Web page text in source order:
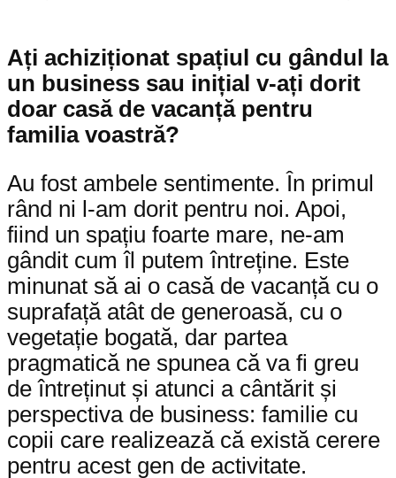
Ați achiziționat spațiul cu gândul la
un business sau inițial v-ați dorit
doar casă de vacanță pentru
familia voastră?
Au fost ambele sentimente. În primul
rând ni l-am dorit pentru noi. Apoi,
fiind un spațiu foarte mare, ne-am
gândit cum îl putem întreține. Este
minunat să ai o casă de vacanță cu o
suprafață atât de generoasă, cu o
vegetație bogată, dar partea
pragmatică ne spunea că va fi greu
de întreținut și atunci a cântărit și
perspectiva de business: familie cu
copii care realizează că există cerere
pentru acest gen de activitate.